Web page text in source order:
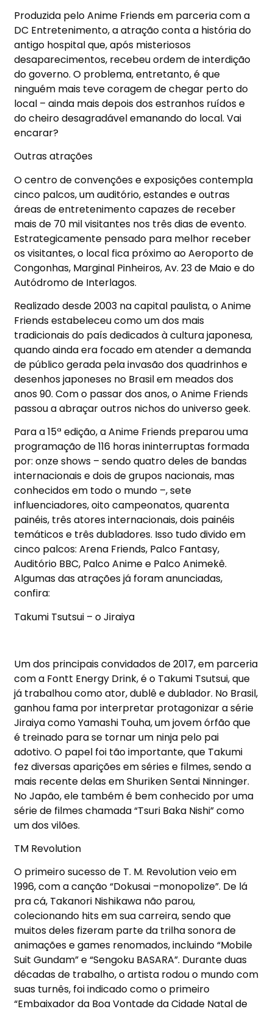
Produzida pelo Anime Friends em parceria com a
DC Entretenimento, a atração conta a história do
antigo hospital que, após misteriosos
desaparecimentos, recebeu ordem de interdição
do governo. O problema, entretanto, é que
ninguém mais teve coragem de chegar perto do
local – ainda mais depois dos estranhos ruídos e
do cheiro desagradável emanando do local. Vai
encarar?
Outras atrações
O centro de convenções e exposições contempla
cinco palcos, um auditório, estandes e outras
áreas de entretenimento capazes de receber
mais de 70 mil visitantes nos três dias de evento.
Estrategicamente pensado para melhor receber
os visitantes, o local fica próximo ao Aeroporto de
Congonhas, Marginal Pinheiros, Av. 23 de Maio e do
Autódromo de Interlagos.
Realizado desde 2003 na capital paulista, o Anime
Friends estabeleceu como um dos mais
tradicionais do país dedicados à cultura japonesa,
quando ainda era focado em atender a demanda
de público gerada pela invasão dos quadrinhos e
desenhos japoneses no Brasil em meados dos
anos 90. Com o passar dos anos, o Anime Friends
passou a abraçar outros nichos do universo geek.
Para a 15ª edição, a Anime Friends preparou uma
programação de 116 horas ininterruptas formada
por: onze shows – sendo quatro deles de bandas
internacionais e dois de grupos nacionais, mas
conhecidos em todo o mundo –, sete
influenciadores, oito campeonatos, quarenta
painéis, três atores internacionais, dois painéis
temáticos e três dubladores. Isso tudo divido em
cinco palcos: Arena Friends, Palco Fantasy,
Auditório BBC, Palco Anime e Palco Animekê.
Algumas das atrações já foram anunciadas,
confira:
Takumi Tsutsui – o Jiraiya
Um dos principais convidados de 2017, em parceria
com a Fontt Energy Drink, é o Takumi Tsutsui, que
já trabalhou como ator, dublê e dublador. No Brasil,
ganhou fama por interpretar protagonizar a série
Jiraiya como Yamashi Touha, um jovem órfão que
é treinado para se tornar um ninja pelo pai
adotivo. O papel foi tão importante, que Takumi
fez diversas aparições em séries e filmes, sendo a
mais recente delas em Shuriken Sentai Ninninger.
No Japão, ele também é bem conhecido por uma
série de filmes chamada “Tsuri Baka Nishi” como
um dos vilões.
TM Revolution
O primeiro sucesso de T. M. Revolution veio em
1996, com a canção “Dokusai –monopolize”. De lá
pra cá, Takanori Nishikawa não parou,
colecionando hits em sua carreira, sendo que
muitos deles fizeram parte da trilha sonora de
animações e games renomados, incluindo “Mobile
Suit Gundam” e “Sengoku BASARA”. Durante duas
décadas de trabalho, o artista rodou o mundo com
suas turnês, foi indicado como o primeiro
“Embaixador da Boa Vontade da Cidade Natal de